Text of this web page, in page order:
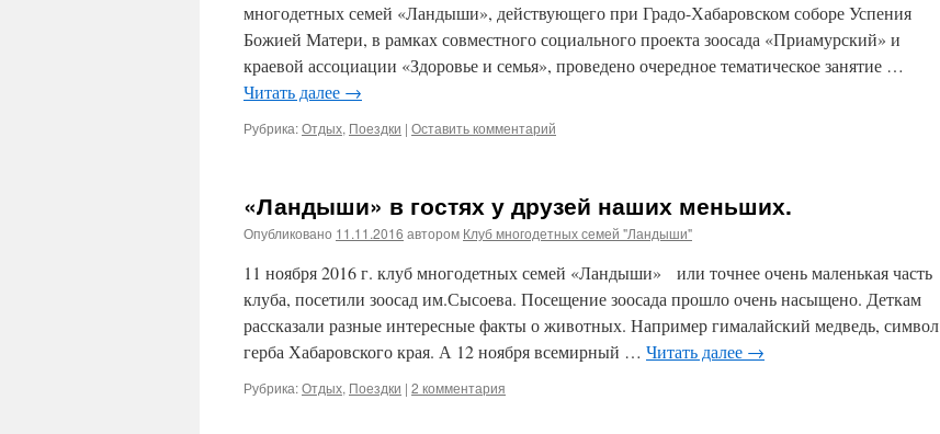
многодетных семей «Ландыши», действующего при Градо-Хабаровском соборе Успения
Божией Матери, в рамках совместного социального проекта зоосада «Приамурский» и
краевой ассоциации «Здоровье и семья», проведено очередное тематическое занятие …
Читать далее →
Рубрика:Отдых, Поездки | Оставить комментарий
«Ландыши» в гостях у друзей наших меньших.
Опубликовано 11.11.2016 автором Клуб многодетных семей "Ландыши"
11 ноября 2016 г. клуб многодетных семей «Ландыши» или точнее очень маленькая часть
клуба, посетили зоосад им.Сысоева. Посещение зоосада прошло очень насыщено. Деткам
рассказали разные интересные факты о животных. Например гималайский медведь, символ
герба Хабаровского края. А 12 ноября всемирный … Читать далее →
Рубрика:Отдых, Поездки | 2 комментария